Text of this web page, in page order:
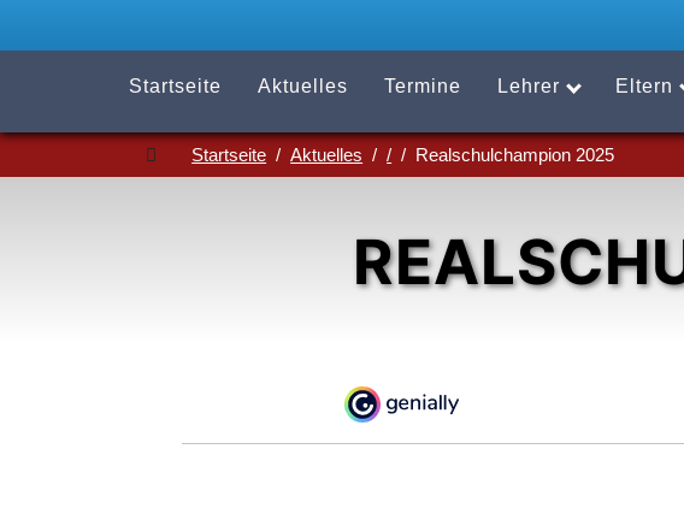
Startseite Aktuelles Termine Lehrer Eltern
Startseite Aktuelles / Realschulchampion 2025